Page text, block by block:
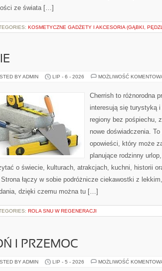
ze świata […]
KOSMETYCZNE GADŻETY I AKCESORIA (GĄBKI,
BY ADMIN LIP - 6 - 2026 MOŻLIWOŚĆ
Cherrish to różnorodna
interesują się turystyką
regiony bez pośpiechu,
nowe doświadczenia.
opowieści, który może
planujące rodzinny
o świecie, kulturach, atrakcjach, kuchni, historii
Strona łączy w sobie podróżnicze ciekawostki z
dzięki czemu można tu […]
ROLA SNU W REGENERACJI
I PRZEMOC
BY ADMIN LIP - 5 - 2026 MOŻLIWOŚĆ